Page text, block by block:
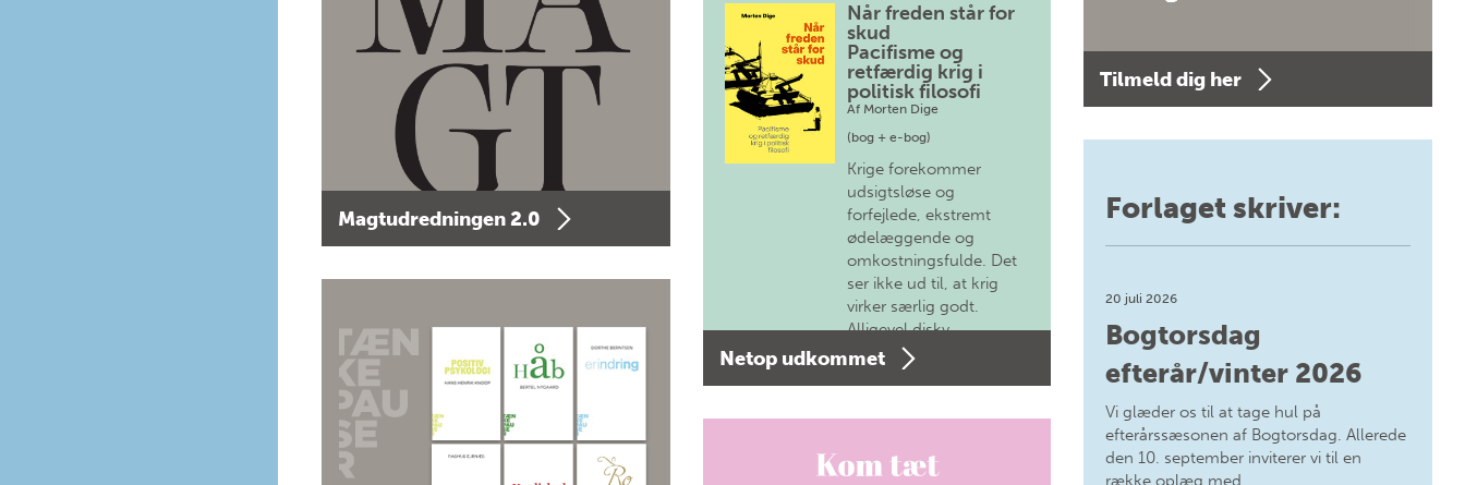
Magtudredningen 2.0
Når freden står for
skud
Pacifisme og
retfærdig krig i
politisk filosofi
Af Morten Dige
(bog + e-bog)
Krige forekommer
udsigtsløse og
forfejlede, ekstremt
ødelæggende og
omkostningsfulde. Det
ser ikke ud til, at krig
virker særlig godt.
Alligevel diskv…
Netop udkommet
Tilmeld dig her
Forlaget skriver:
20 juli 2026
Bogtorsdag
efterår/vinter 2026
Vi glæder os til at tage hul på
efterårssæsonen af Bogtorsdag. Allerede
den 10. september inviterer vi til en
række oplæg med…